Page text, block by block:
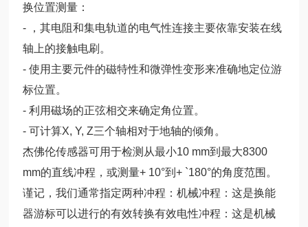
换位置测量：
- ，其电阻和集电轨道的电气性连接主要依靠安装在线
轴上的接触电刷。
- 使用主要元件的磁特性和微弹性变形来准确地定位游
标位置。
- 利用磁场的正弦相交来确定角位置。
- 可计算X, Y, Z三个轴相对于地轴的倾角。
杰佛伦传感器可用于检测从最小10 mm到最大8300
mm的直线冲程，或测量+ 10°到+ `180°的角度范围。
谨记，我们通常指定两种冲程：机械冲程：这是换能
器游标可以进行的有效转换有效电性冲程：这是机械